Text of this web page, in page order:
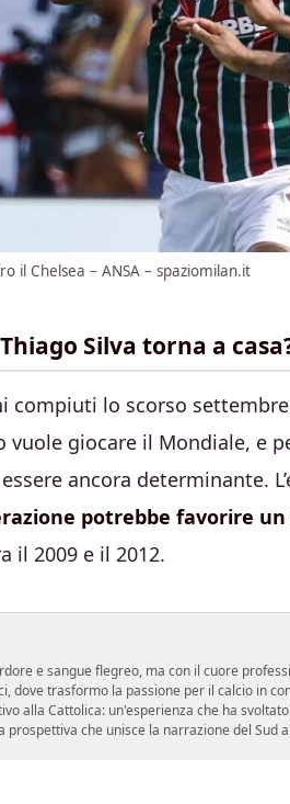
il Chelsea – ANSA – spaziomilan.it
Silva torna a
compiuti lo scorso
vuole giocare il Mondiale, e
ancora determinante.
potrebbe favorire
il 2009 e il 2012.
e sangue flegreo, ma con il cuore
dove trasformo la passione per il calcio in
alla Cattolica: un'esperienza che ha
prospettiva che unisce la narrazione del Sud